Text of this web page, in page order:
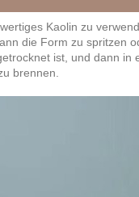
Kaolin zu
die Form zu spritzen
ist, und dann in
brennen.